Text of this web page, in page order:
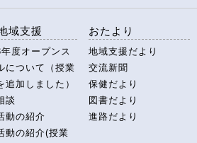
域支援
度オープンス
について（授業
追加しました）
談
動の紹介
動の紹介(授業
おたより
地域支援だより
交流新聞
保健だより
図書だより
進路だより